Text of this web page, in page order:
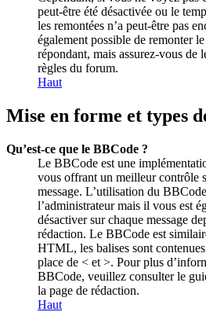
peut-être été désactivée ou le
les remontées n’a peut-être pas
également possible de remonter
répondant, mais assurez-vous de
règles du forum.
Haut
Mise en forme et types
Qu’est-ce que le BBCode ?
Le BBCode est une
vous offrant un meilleur contrôle
message. L’utilisation du
l’administrateur mais il vous est
désactiver sur chaque message
rédaction. Le BBCode est
HTML, les balises sont
place de < et >. Pour plus
BBCode, veuillez consulter le
la page de rédaction.
Haut